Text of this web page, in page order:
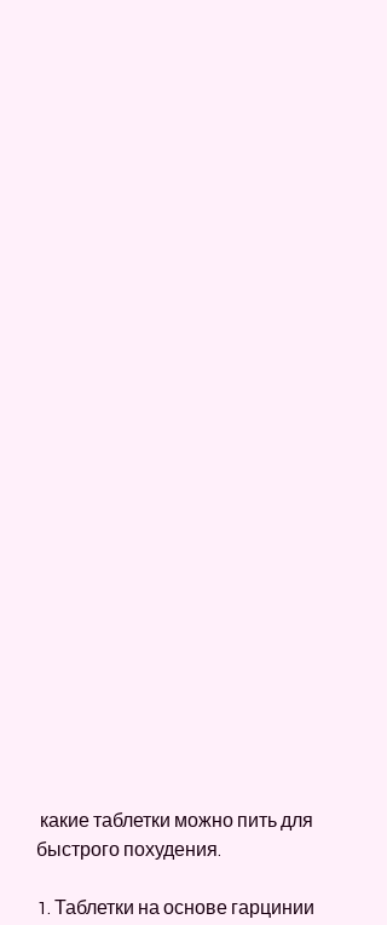
быстрого похудения.
1. Таблетки на основе гарцинии